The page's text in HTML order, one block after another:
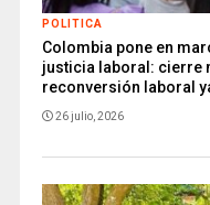
POLITICA
Colombia pone en
justicia laboral: cierre
reconversión laboral
26 julio, 2026